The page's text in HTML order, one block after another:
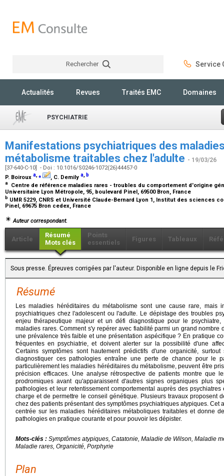
Rechercher Service
Actualités Revues Traités EMC Domaines
PSYCHIATRIE
Manifestations psychiatriques des
métabolisme traitables chez l'adulte - 19/03/26
[37-640-C-10] - Doi : 10.1016/S0246-1072(26)44457-0
P. Boiroux a,⁎ , C. Demily a, b
a
Centre de référence maladies rares - troubles du comportement d'origine
Universitaire Lyon Métropole, 95, boulevard Pinel, 69500 Bron, France
b UMR 5229, CNRS et Université Claude-Bernard Lyon 1, Institut des sciences
Pinel, 69675 Bron cedex, France
Auteur correspondant.
Article
Résumé
Mots clés
Points
essentiels
Figures Tableaux
Sous presse. Épreuves corrigées par l'auteur. Disponible en ligne depuis le
Résumé
Les maladies héréditaires du métabolisme sont une cause rare, mais
psychiatriques chez l'adolescent ou l'adulte. Le dépistage des troubles
enjeu thérapeutique majeur et un défi diagnostique pour le
maladies rares. Comment s'y repérer avec fiabilité parmi un grand nombre
une prévalence très faible et une présentation aspécifique ? En pratique
fréquentes en psychiatrie, et doivent alerter sur la possibilité d'une
Certains symptômes sont hautement prédictifs d'une organicité,
diagnostiquer ces pathologies entraîne une perte de chance pour le
particulièrement les maladies héréditaires du métabolisme, peuvent être
précision efficaces. Une analyse rétrospective de patients montre que
prodromiques avant qu'apparaissent d'autres signes organiques plus
pathologies et leur retentissement comportemental auprès des
charge et de permettre le conseil génétique. Plusieurs travaux proposent
chez des patients présentant des symptômes psychiatriques atypiques. Cet
centrée sur les maladies héréditaires métaboliques traitables et donne
pathologies en pratique courante et pour pouvoir les dépister.
Mots-clés : Symptômes atypiques, Catatonie, Maladie de Wilson, Maladie
Maladie rares, Organicité, Porphyrie
Plan